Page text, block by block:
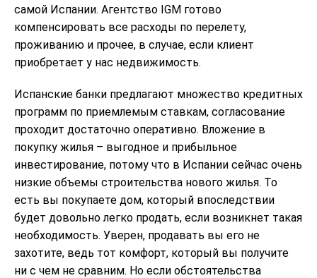
самой Испании. Агентство IGM готово
компенсировать все расходы по перелету,
проживанию и прочее, в случае, если клиент
приобретает у нас недвижимость.
Испанские банки предлагают множество кредитных
программ по приемлемым ставкам, согласование
проходит достаточно оперативно. Вложение в
покупку жилья – выгодное и прибыльное
инвестирование, потому что в Испании сейчас очень
низкие объемы строительства нового жилья. То
есть вы покупаете дом, который впоследствии
будет довольно легко продать, если возникнет такая
необходимость. Уверен, продавать вы его не
захотите, ведь тот комфорт, который вы получите
ни с чем не сравним. Но если обстоятельства